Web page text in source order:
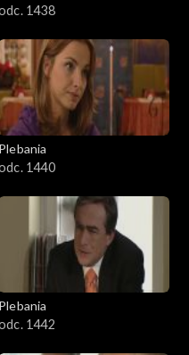
1438
Plebania
1440
Plebania
1442